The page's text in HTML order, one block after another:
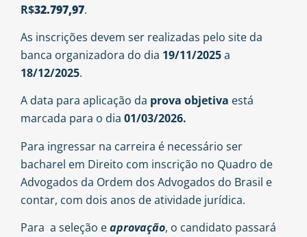
R$32.797,97.
As inscrições devem ser realizadas pelo site da
banca organizadora do dia 19/11/2025a
18/12/2025.
A data para aplicação da prova objetiva está
marcada para o dia 01/03/2026.
Para ingressar na carreira é necessário ser
bacharel em Direito com inscrição no Quadro de
Advogados da Ordem dos Advogados do Brasil e
contar, com dois anos de atividade jurídica.
Para a seleção eaprovação, o candidato passará